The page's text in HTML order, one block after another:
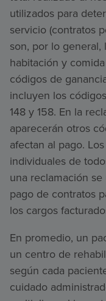
utilizados para
servicio (contratos
son, por lo
habitación y
códigos de
incluyen los
148 y 158. En la
aparecerán otros
afectan al pago.
individuales de
una reclamación
pago de contratos
los cargos
En promedio, un
un centro de
según cada
cuidado